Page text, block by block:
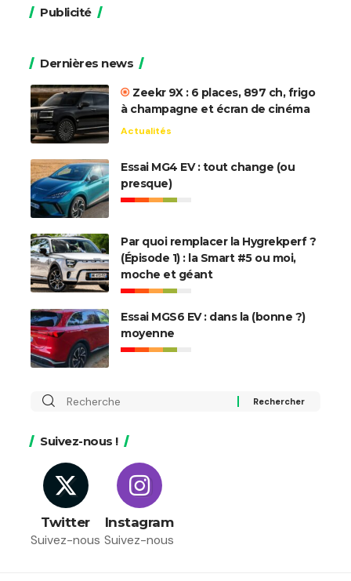
Publicité
Dernières news
Zeekr 9X : 6 places, 897 ch, frigo
à champagne et écran de cinéma
Actualités
Essai MG4 EV : tout change (ou
presque)
Par quoi remplacer la Hygrekperf ?
(Épisode 1) : la Smart #5 ou moi,
moche et géant
Essai MGS6 EV : dans la (bonne ?)
moyenne
Rechercher
Suivez-nous !
Twitter
Suivez-nous
Instagram
Suivez-nous